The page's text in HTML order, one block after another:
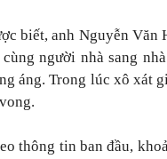
biết, anh Nguyễn Văn
người nhà sang
áng. Trong lúc xô xát
thông tin ban đầu,